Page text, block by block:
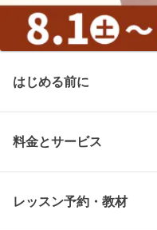
はじめる前に
料金とサービス
レッスン予約・教材